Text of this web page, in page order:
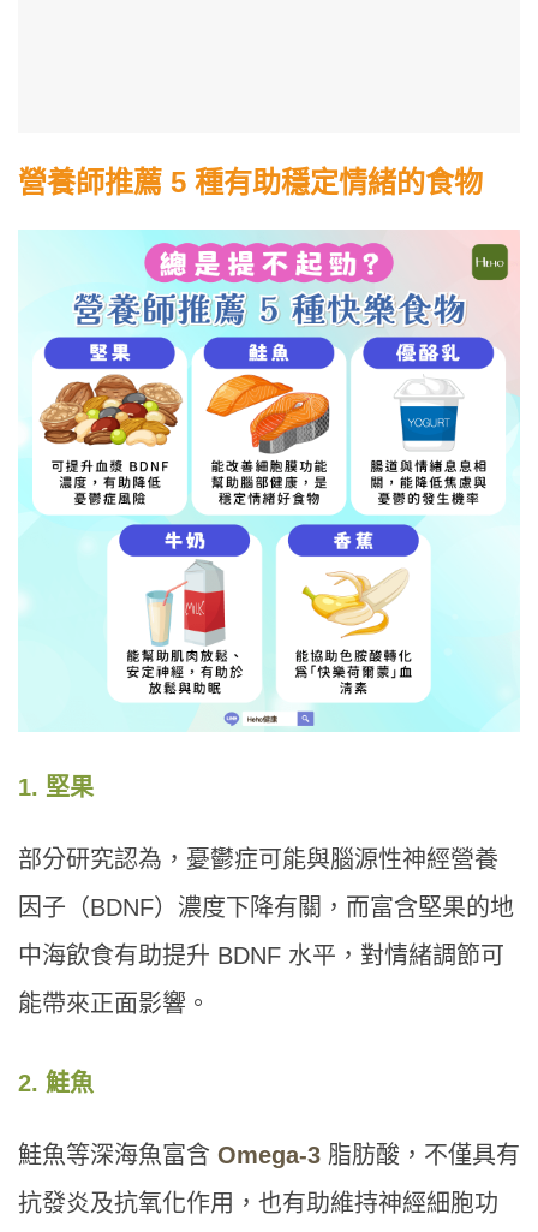
營養師推薦 5 種有助穩定情緒的食物
1. 堅果
部分研究認為，憂鬱症可能與腦源性神經營養
因子（BDNF）濃度下降有關，而富含堅果的地
中海飲食有助提升 BDNF 水平，對情緒調節可
能帶來正面影響。
2. 鮭魚
鮭魚等深海魚富含 Omega-3 脂肪酸，不僅具有
抗發炎及抗氧化作用，也有助維持神經細胞功